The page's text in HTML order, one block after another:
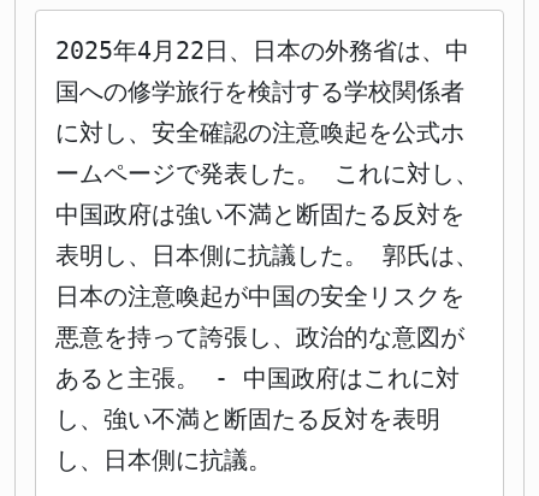
2025年4月22日、日本の外務省は、中
国への修学旅行を検討する学校関係者
に対し、安全確認の注意喚起を公式ホ
ームページで発表した。 これに対し、
中国政府は強い不満と断固たる反対を
表明し、日本側に抗議した。 郭氏は、
日本の注意喚起が中国の安全リスクを
悪意を持って誇張し、政治的な意図が
あると主張。 - 中国政府はこれに対
し、強い不満と断固たる反対を表明
し、日本側に抗議。